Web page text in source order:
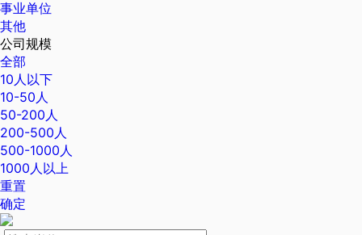
事业单位
其他
公司规模
全部
10人以下
10-50人
50-200人
200-500人
500-1000人
1000人以上
重置
确定